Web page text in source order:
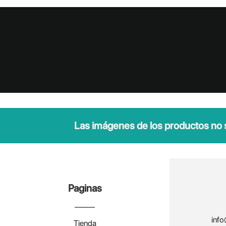
Las imágenes de los productos
Paginas
Tienda